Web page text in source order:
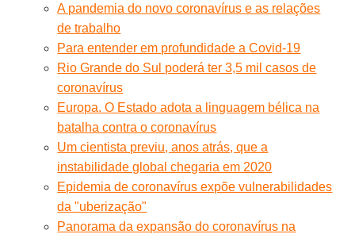
A pandemia do novo coronavírus e as relações
de trabalho
Para entender em profundidade a Covid-19
Rio Grande do Sul poderá ter 3,5 mil casos de
coronavírus
Europa. O Estado adota a linguagem bélica na
batalha contra o coronavírus
Um cientista previu, anos atrás, que a
instabilidade global chegaria em 2020
Epidemia de coronavírus expõe vulnerabilidades
da "uberização"
Panorama da expansão do coronavírus na